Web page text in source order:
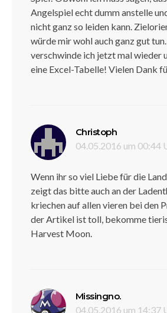
Angelspiel echt dumm anstelle
nicht ganz so leiden kann.
würde mir wohl auch ganz gut
verschwinde ich jetzt mal wieder
eine Excel-Tabelle! Vielen Dank
Christophsagt:
04.05.2016 um 00:44
Wenn ihr so viel Liebe für die
zeigt das bitte auch an der
kriechen auf allen vieren bei den
der Artikel ist toll, bekomme
Harvest Moon.
Missingno.
04.05.2016 um 14:37